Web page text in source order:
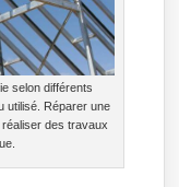
selon différents
utilisé. Réparer une
des travaux